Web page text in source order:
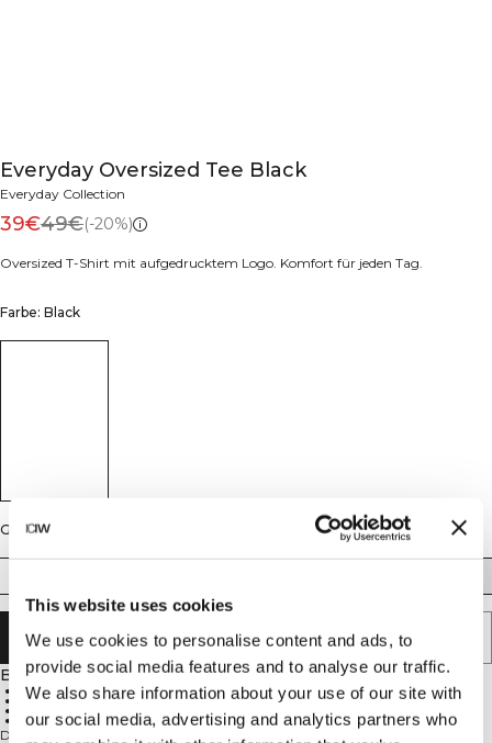
This website uses cookies
We use cookies to personalise content and ads, to
provide social media features and to analyse our traffic.
We also share information about your use of our site with
our social media, advertising and analytics partners who
Everyday Oversized Tee Black
Everyday Collection
39€49€(-20%)
Oversized T-Shirt mit aufgedrucktem Logo. Komfort für jeden Tag.
Farbe: Black
Größe
IN DEN WARENKORB LEGEN
Beschreibung
Oversized-Passform
Baumwolle-Viskose-Mix
Gedrucktes Logo
Täglicher Komfort
Dein unkompliziertes Oversized-T-Shirt für Frauen, gemacht für täglichen